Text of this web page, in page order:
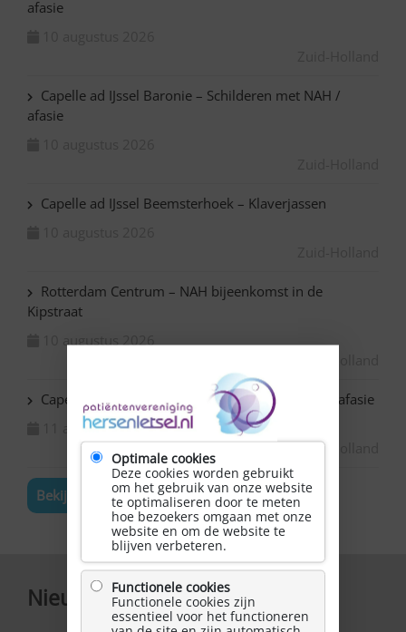
afasie
Capelle ad IJssel Baronie – Schilderen met NAH /
afasie
Capelle ad IJssel Beemsterhoek – Klaverjassen
Rotterdam Centrum – NAH bijeenkomst in de
Kipstraat
10 augustus 2026
Capelle ad IJssel Bazuin – Schilderen met NAH / afasie
11 augustus 2026
Zuid-Holland
Bekijk de volledige agenda
Nieuwsbrief
Optimale cookies
Deze cookies worden gebruikt
om het gebruik van onze website
te optimaliseren door te meten
hoe bezoekers omgaan met onze
website en om de website te
blijven verbeteren.
Functionele cookies
Functionele cookies zijn
essentieel voor het functioneren